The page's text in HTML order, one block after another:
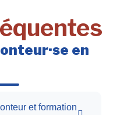
en
et formation